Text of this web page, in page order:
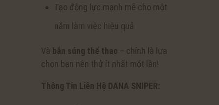
Tạo động lực mạnh mẽ cho một
năm làm việc hiệu quả
Và bắn súng thể thao – chính là lựa
chọn bạn nên thử ít nhất một lần!
Thông Tin Liên Hệ DANA SNIPER: